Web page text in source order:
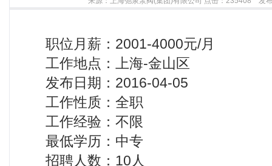
职位月薪：2001-4000元/月
工作地点：上海-金山区
发布日期：2016-04-05
工作性质：全职
工作经验：不限
最低学历：中专
招聘人数：10人